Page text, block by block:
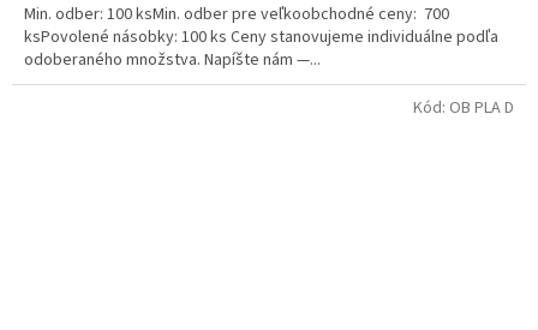
Min. odber: 100 ksMin. odber pre veľkoobchodné ceny: 700
ksPovolené násobky: 100 ks Ceny stanovujeme individuálne podľa
odoberaného množstva. Napíšte nám —...
Kód: OB PLA D